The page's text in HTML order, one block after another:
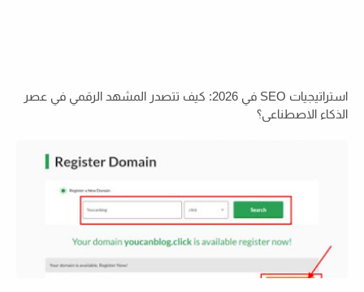
استراتيجيات SEO في 2026: كيف تتصدر المشهد الرقمي في عصر
الذكاء الاصطناعي؟